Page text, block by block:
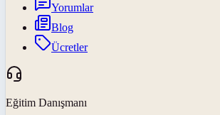
Yorumlar
Blog
Ücretler
Eğitim Danışmanı